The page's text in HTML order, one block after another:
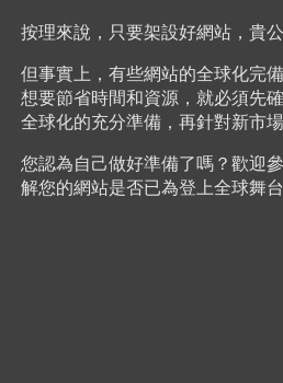
按理來說，只要架設好網站，貴
但事實上，有些網站的全球化完
想要節省時間和資源，就必須先
全球化的充分準備，再針對新市
您認為自己做好準備了嗎？歡迎
解您的網站是否已為登上全球舞台